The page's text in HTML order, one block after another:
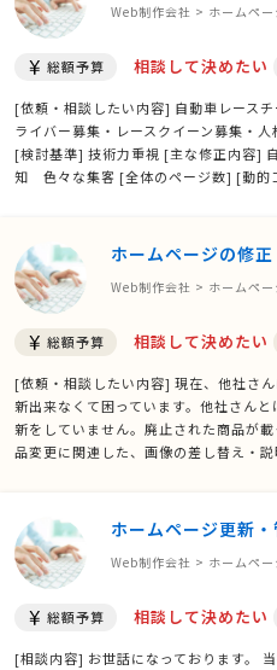
Web制作会社 > ホームペ
総額予算 相談して決めたい
[依頼・相談したい内容] 自動車レース
ライバー募集・レースクイーン募集・
[検討基準] 技術力重視 [主な修正内容]
知 色々な集客 [全体のページ数] [動的
ホームページの修
Web制作会社 > ホームペ
総額予算 相談して決めたい
[依頼・相談したい内容] 現在、他社さ
新出来なくて困っています。他社さん
新をしていません。廃止された商品が
品変更に関連した、画像の差し替え・
ホームページ更新
Web制作会社 > ホームペ
総額予算 相談して決めたい
[相談内容] お世話になっております。